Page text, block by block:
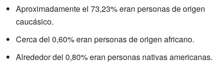
Aproximadamente el 73,23% eran personas de origen
caucásico.
Cerca del 0,60% eran personas de origen africano.
Alrededor del 0,80% eran personas nativas americanas.